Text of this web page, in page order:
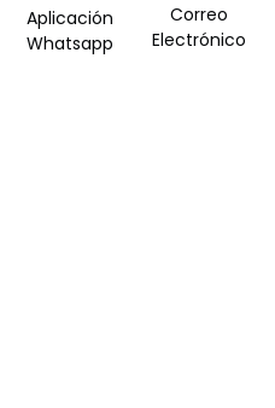
Aplicación
Whatsapp
Correo
Electrónico